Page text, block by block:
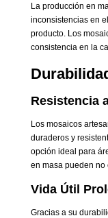
La producción en
inconsistencias en
producto. Los
consistencia en la
Resistencia
Los mosaicos
duraderos y
opción ideal para
en masa pueden no
Vida Útil
Gracias a su